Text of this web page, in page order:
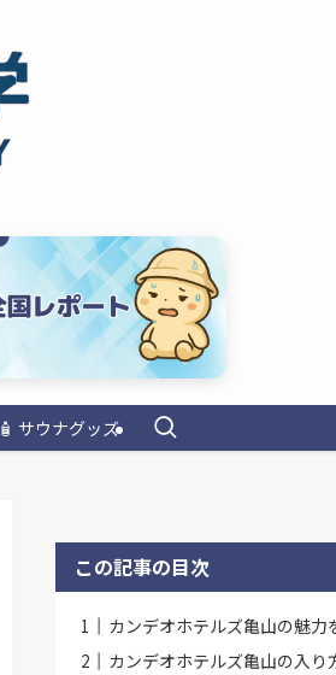
🧴 サウナグッズ
この記事の目次
カンデオホテルズ亀山の魅力
カンデオホテルズ亀山の入り